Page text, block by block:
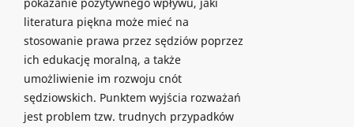
pokazanie pozytywnego wpływu, jaki
literatura piękna może mieć na
stosowanie prawa przez sędziów poprzez
ich edukację moralną, a także
umożliwienie im rozwoju cnót
sędziowskich. Punktem wyjścia rozważań
jest problem tzw. trudnych przypadków